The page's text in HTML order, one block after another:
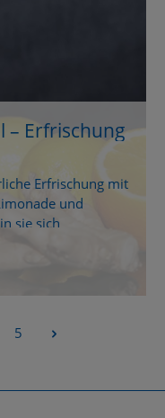
– Erfrischung
Erfrischung mit
und
sie sich
neu entdeckt:
vom Himmel
Seite
5